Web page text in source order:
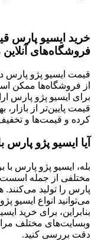
خرید ایسیو پارس
فروشگاه‌های
قیمت ایسیو پژو پارس
از فروشگاه‌ها ممکن
برای ایسیو پژو پارس
قیمت پایین‌تر از
کرده و قیمت‌ها و
آیا ایسیو پژو
بله، ایسیو پژو پارس
پارس را تولید می‌کنند.
می‌توانید انواع ایسیو
بنابراین، برای خرید
وبسایت‌های مختلف
دقت بررسی کنید.